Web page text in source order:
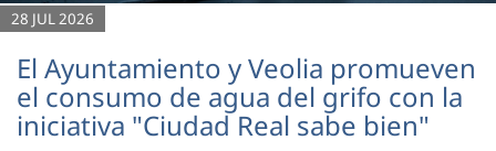
28 JUL 2026
El Ayuntamiento y Veolia promueven
el consumo de agua del grifo con la
iniciativa "Ciudad Real sabe bien"